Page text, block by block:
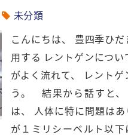
未分類
こんにちは、 豊四季ひ
用する レントゲンにつ
がよく流れて、 レント
う。 結果から話すと、
は、 人体に特に問題は
が１ミリシーベルト以